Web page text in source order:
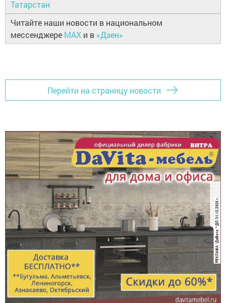
Татарстан
Читайте наши новости в национальном
мессенджере MAX и в «Дзен»
Перейти на страницу новости